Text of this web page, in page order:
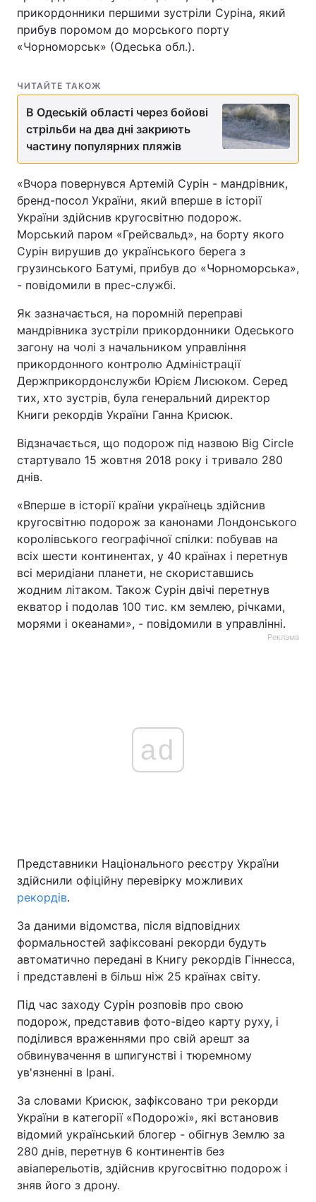
прикордонники першими зустріли Суріна, який
прибув поромом до морського порту
«Чорноморськ» (Одеська обл.).
ЧИТАЙТЕ ТАКОЖ
В Одеській області через бойові
стрільби на два дні закриють
частину популярних пляжів
«Вчора повернувся Артемій Сурін - мандрівник,
бренд-посол України, який вперше в історії
України здійснив кругосвітню подорож.
Морський паром «Грейсвальд», на борту якого
Сурін вирушив до українського берега з
грузинського Батумі, прибув до «Чорноморська»,
- повідомили в прес-службі.
Як зазначається, на поромній переправі
мандрівника зустріли прикордонники Одеського
загону на чолі з начальником управління
прикордонного контролю Адміністрації
Держприкордонслужби Юрієм Лисюком. Серед
тих, хто зустрів, була генеральний директор
Книги рекордів України Ганна Крисюк.
Відзначається, що подорож під назвою Big Circle
стартувало 15 жовтня 2018 року і тривало 280
днів.
«Вперше в історії країни українець здійснив
кругосвітню подорож за канонами Лондонського
королівського географічної спілки: побував на
всіх шести континентах, у 40 країнах і перетнув
всі меридіани планети, не скориставшись
жодним літаком. Також Сурін двічі перетнув
екватор і подолав 100 тис. км землею, річками,
морями і океанами», - повідомили в управлінні.
Реклама
ad
Представники Національного реєстру України
здійснили офіційну перевірку можливих
рекордів.
За даними відомства, після відповідних
формальностей зафіксовані рекорди будуть
автоматично передані в Книгу рекордів Гіннесса,
і представлені в більш ніж 25 країнах світу.
Під час заходу Сурін розповів про свою
подорож, представив фото-відео карту руху, і
поділився враженнями про свій арешт за
обвинувачення в шпигунстві і тюремному
ув'язненні в Ірані.
За словами Крисюк, зафіксовано три рекорди
України в категорії «Подорожі», які встановив
відомий український блогер - обігнув Землю за
280 днів, перетнув 6 континентів без
авіаперельотів, здійснив кругосвітню подорож і
зняв його з дрону.